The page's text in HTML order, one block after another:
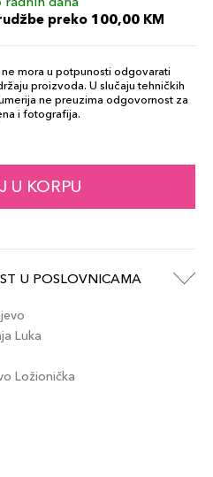
preko 100,00 KM
mora u potpunosti odgovarati
proizvoda. U slučaju tehničkih
ne preuzima odgovornost za
i fotografija.
U KORPU
U POSLOVNICAMA
Luka
Ložionička